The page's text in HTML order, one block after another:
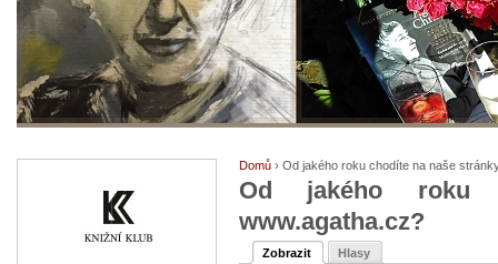
Domů › Od jakého roku chodíte na naše
Od jakého roku
www.agatha.cz?
Zobrazit Hlasy